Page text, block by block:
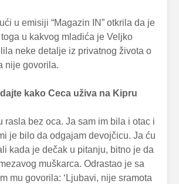
u emisiji “Magazin IN” otkrila da je
u kakvog mladića je Veljko
neke detalje iz privatnog života o
nije govorila.
kako Ceca uživa na Kipru
rasla bez oca. Ja sam im bila i otac i
je bilo da odgajam devojčicu. Ja ću
kada je dečak u pitanju, bitno je da
muškarca. Odrastao je sa
mu govorila: ‘Ljubavi, nije sramota